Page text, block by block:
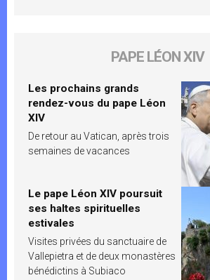
PAPE LÉON XIV
Les prochains grands
rendez-vous du pape Léon
XIV
De retour au Vatican, après trois
semaines de vacances
Le pape Léon XIV poursuit
ses haltes spirituelles
estivales
Visites privées du sanctuaire de
Vallepietra et de deux monastères
bénédictins à Subiaco